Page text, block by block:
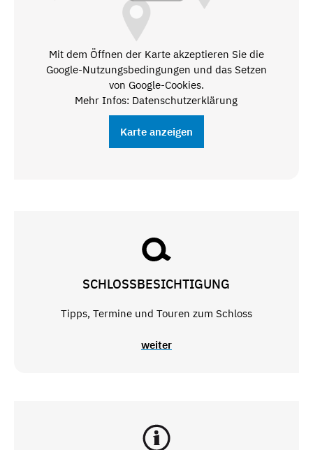
Mit dem Öffnen der Karte akzeptieren Sie die
Google-Nutzungsbedingungen und das Setzen
von Google-Cookies.
Mehr Infos: Datenschutzerklärung
Karte anzeigen
SCHLOSSBESICHTIGUNG
Tipps, Termine und Touren zum Schloss
weiter